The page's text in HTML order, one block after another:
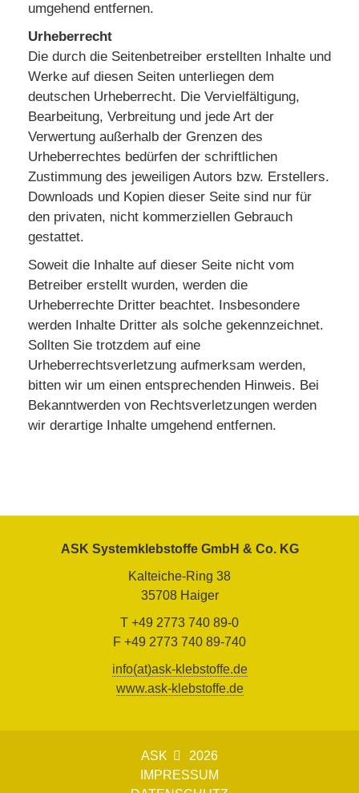
umgehend entfernen.
Urheberrecht
Die durch die Seitenbetreiber erstellten Inhalte und
Werke auf diesen Seiten unterliegen dem
deutschen Urheberrecht. Die Vervielfältigung,
Bearbeitung, Verbreitung und jede Art der
Verwertung außerhalb der Grenzen des
Urheberrechtes bedürfen der schriftlichen
Zustimmung des jeweiligen Autors bzw. Erstellers.
Downloads und Kopien dieser Seite sind nur für
den privaten, nicht kommerziellen Gebrauch
gestattet.
Soweit die Inhalte auf dieser Seite nicht vom
Betreiber erstellt wurden, werden die
Urheberrechte Dritter beachtet. Insbesondere
werden Inhalte Dritter als solche gekennzeichnet.
Sollten Sie trotzdem auf eine
Urheberrechtsverletzung aufmerksam werden,
bitten wir um einen entsprechenden Hinweis. Bei
Bekanntwerden von Rechtsverletzungen werden
wir derartige Inhalte umgehend entfernen.
ASK Systemklebstoffe GmbH & Co. KG
Kalteiche-Ring 38
35708 Haiger
T +49 2773 740 89-0
F +49 2773 740 89-740
info(at)ask-klebstoffe.de
www.ask-klebstoffe.de
ASK
2026
IMPRESSUM